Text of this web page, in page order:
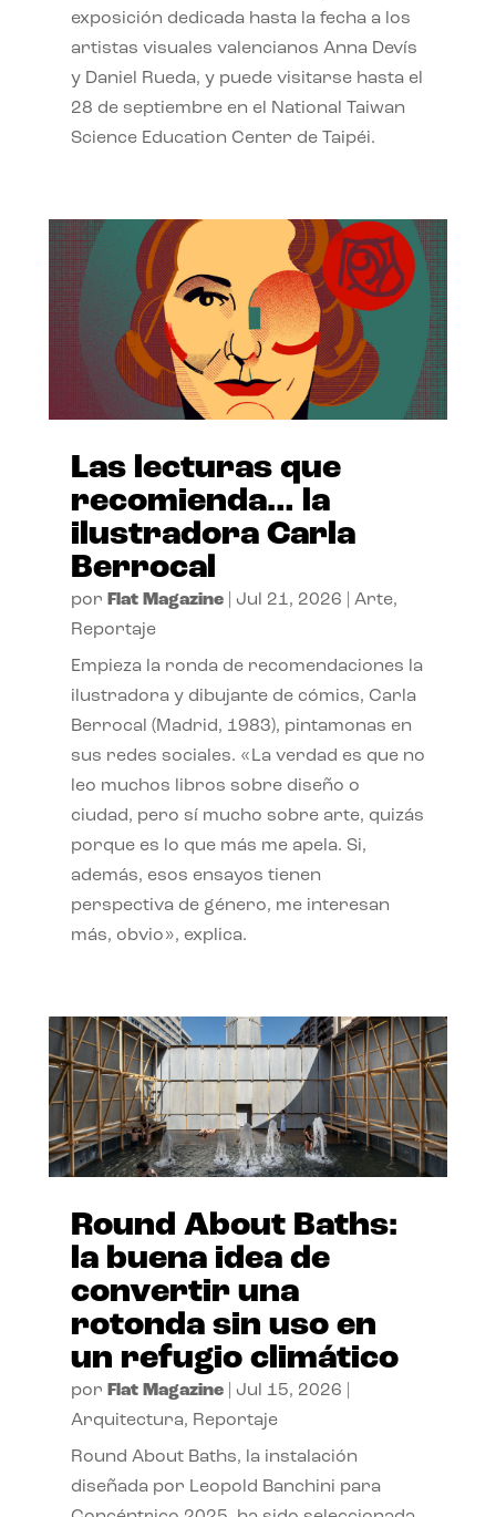
exposición dedicada hasta la fecha a los
artistas visuales valencianos Anna Devís
y Daniel Rueda, y puede visitarse hasta el
28 de septiembre en el National Taiwan
Science Education Center de Taipéi.
Las lecturas que
recomienda… la
ilustradora Carla
Berrocal
por Flat Magazine| Jul 21, 2026 Arte,
Reportaje
Empieza la ronda de recomendaciones la
ilustradora y dibujante de cómics, Carla
Berrocal (Madrid, 1983), pintamonas en
sus redes sociales. «La verdad es que no
leo muchos libros sobre diseño o
ciudad, pero sí mucho sobre arte, quizás
porque es lo que más me apela. Si,
además, esos ensayos tienen
perspectiva de género, me interesan
más, obvio», explica.
Round About Baths:
la buena idea de
convertir una
rotonda sin uso en
un refugio climático
por Flat Magazine| Jul 15, 2026
Arquitectura, Reportaje
Round About Baths, la instalación
diseñada por Leopold Banchini para